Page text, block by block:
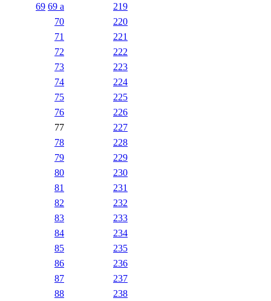
69 69 a
219
70
220
71
221
72
222
73
223
74
224
75
225
76
226
77
227
78
228
79
229
80
230
81
231
82
232
83
233
84
234
85
235
86
236
87
237
88
238